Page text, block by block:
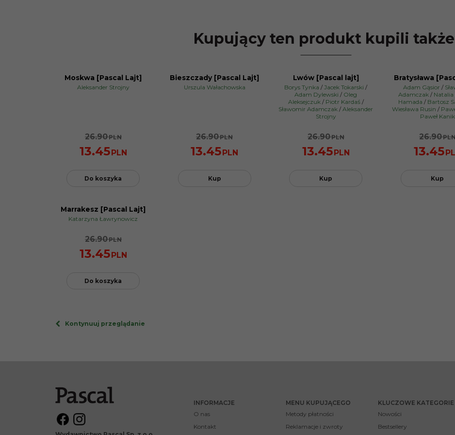
Kupujący ten produkt kupili
Moskwa [Pascal Lajt]
Aleksander Strojny
26.90PLN
13.45PLN
Do koszyka
Bieszczady [Pascal Lajt]
Urszula Wałachowska
26.90PLN
13.45PLN
Kup
Lwów [Pascal lajt]
Borys Tynka / Jacek Tokarski /
Adam Dylewski / Oleg
Aleksejczuk / Piotr Kardaś /
Sławomir Adamczak / Aleksander
Strojny
26.90PLN
13.45PLN
Kup
Bratysława
Adam Gąsior /
Adamczak / Natalia
Hamada / Bartosz
Wiesława Rusin /
Paweł Kanik
26.90
13.45
Kup
Marrakesz [Pascal Lajt]
Katarzyna Ławrynowicz
26.90PLN
13.45PLN
Do koszyka
Kontynuuj przeglądanie
INFORMACJE
O nas
Kontakt
MENU KUPUJĄCEGO
Metody płatności
Reklamacje i zwroty
KLUCZOWE KATEGORIE
Nowości
Bestsellery